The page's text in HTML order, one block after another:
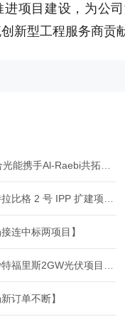
项目建设，为公
新型工程服务商贡
【1.5GW合作！天合光能携手Al-Raebi共拓中东光伏市场】
【凯德重工中标沙特拉比格 2 号 IPP 扩建项目辅助锅炉成套项目】
连中标两项目】
【西门子能源助力沙特福里斯2GW光伏项目建设】
订单不断】